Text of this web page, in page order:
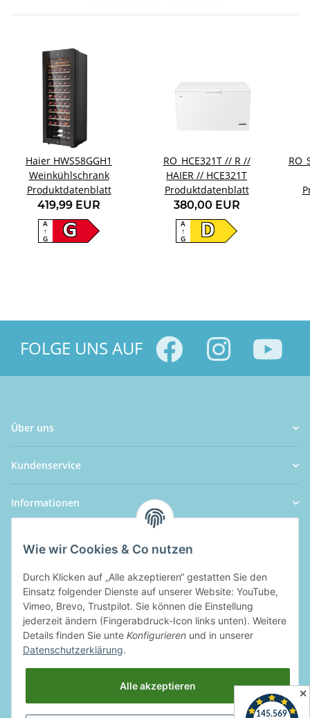
Haier HWS58GGH1
Weinkühlschrank
Produktdatenblatt
419,99 EUR
G
A
↑
G
RO_HCE321T // R //
HAIER // HCE321T
Produktdatenblatt
380,00 EUR
D
A
↑
G
FOLGE UNS AUF
Über uns
Kundenservice
Informationen
Wie wir Cookies & Co nutzen
Durch Klicken auf „Alle akzeptieren“ gestatten Sie den
Einsatz folgender Dienste auf unserer Website: YouTube,
Vimeo, Brevo, Trustpilot. Sie können die Einstellung
jederzeit ändern (Fingerabdruck-Icon links unten). Weitere
Details finden Sie unte Konfigurieren und in unserer
Datenschutzerklärung.
Alle akzeptieren
✕